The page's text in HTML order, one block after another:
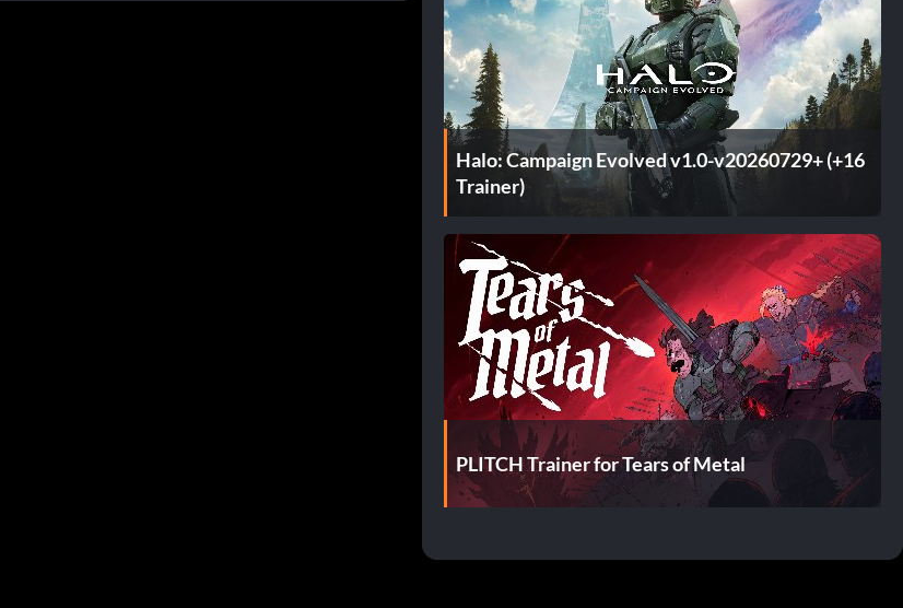
Halo: Campaign Evolved v1.0-v20260729+ (+16
Trainer)
PLITCH Trainer for Tears of Metal